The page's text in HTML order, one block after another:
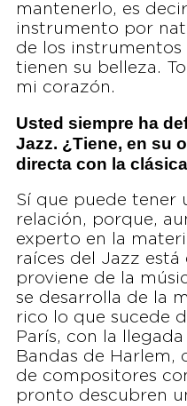
mantenerlo, es
instrumento por
de los
tienen su belleza.
mi corazón.
Usted siempre ha
Jazz. ¿Tiene, en su
directa con la
Sí que puede tener
relación, porque,
experto en la
raíces del Jazz está
proviene de la
se desarrolla de la
rico lo que sucede
París, con la
Bandas de Harlem,
de compositores
pronto descubren